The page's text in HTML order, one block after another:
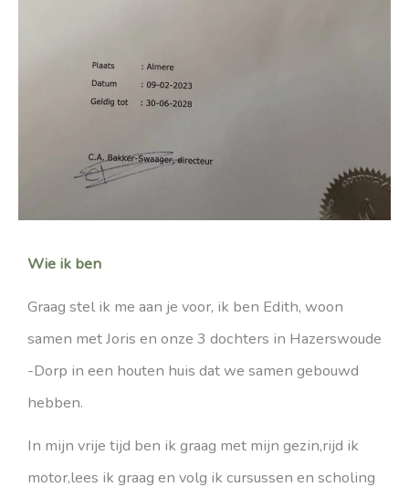
Wie ik ben
Graag stel ik me aan je voor, ik ben Edith, woon
samen met Joris en onze 3 dochters in Hazerswoude
-Dorp in een houten huis dat we samen gebouwd
hebben.
In mijn vrije tijd ben ik graag met mijn gezin,rijd ik
motor,lees ik graag en volg ik cursussen en scholing